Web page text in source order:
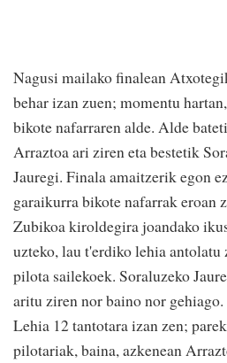
Nagusi mailako finalean
behar izan zuen; momentu
bikote nafarraren alde. Alde
Arraztoa ari ziren eta bestetik
Jauregi. Finala amaitzerik egon
garaikurra bikote nafarrak eroan
Zubikoa kiroldegira joandako
uzteko, lau t'erdiko lehia
pilota sailekoek. Soraluzeko
aritu ziren nor baino nor gehiago.
Lehia 12 tantotara izan zen;
pilotariak, baina, azkenean